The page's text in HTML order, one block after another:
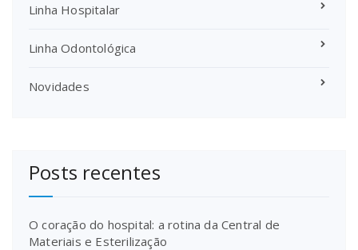
Linha Hospitalar
Linha Odontológica
Novidades
Posts recentes
O coração do hospital: a rotina da Central de
Materiais e Esterilização